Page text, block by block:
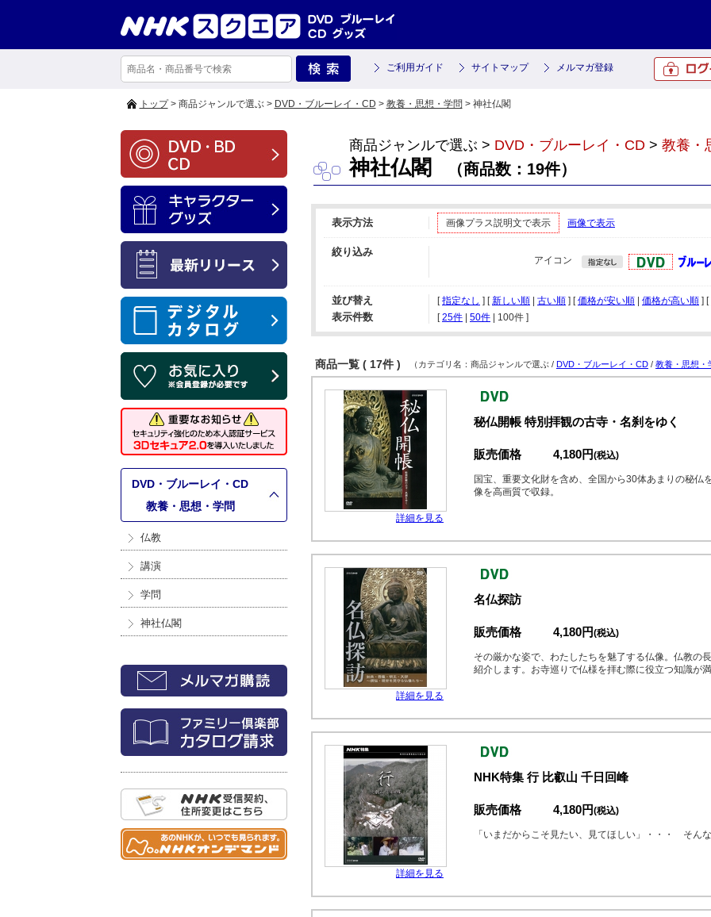
ご利用ガイド サイトマップ メルマガ登録
トップ> 商品ジャンルで選ぶ > DVD・ブルーレイ・CD > 教養・思想・学問 > 神社仏閣
DVD・ブルーレイ・CD
教養・思想・学問
仏教
講演
学問
神社仏閣
商品ジャンルで選ぶ > DVD・ブルーレイ・CD > 教養・
神社仏閣 （商品数：19件）
表示方法 画像プラス説明文で表示 画像で表示
絞り込み
アイコン
並び替え [指定なし ] [新しい順 古い順 ] [価格が安い順 価格が高い順 ] [
表示件数 [ 25件 50件 100件 ]
商品一覧 ( 17件 ) （カテゴリ名：商品ジャンルで選ぶ / DVD・ブルーレイ・CD / 教養・思想・
詳細を見る
秘仏開帳 特別拝観の古寺・名刹をゆく
販売価格 4,180円(税込)
国宝、重要文化財を含め、全国から30体あまりの秘
像を高画質で収録。
詳細を見る
名仏探訪
販売価格 4,180円(税込)
その厳かな姿で、わたしたちを魅了する仏像。仏教の
紹介します。お寺巡りで仏様を拝む際に役立つ知識が満
詳細を見る
NHK特集 行 比叡山 千日回峰
販売価格 4,180円(税込)
「いまだからこそ見たい、見てほしい」・・・ そんな